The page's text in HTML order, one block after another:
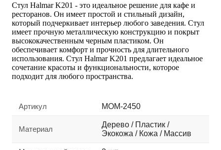
Стул Halmar K201 - это идеальное решение для кафе и
ресторанов. Он имеет простой и стильный дизайн,
который подчеркивает интерьер любого заведения. Стул
имеет прочную металлическую конструкцию и покрыт
высококачественным черным пластиком. Он
обеспечивает комфорт и прочность для длительного
использования. Стул Halmar K201 предлагает идеальное
сочетание красоты и функциональности, которое
подходит для любого пространства.
Артикул MOM-2450
Материал
Дерево / Пластик /
Экокожа / Кожа / Массив